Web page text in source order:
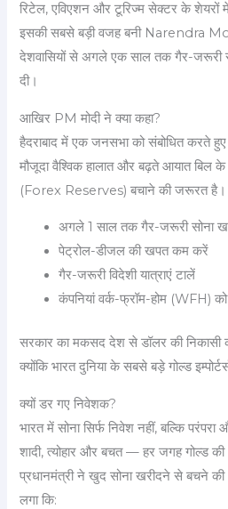
रिटेल, एविएशन और टूरिज्म सेक्टर के शेयरों
इसकी सबसे बड़ी वजह बनी Narendra
देशवासियों से अगले एक साल तक गैर-जरूरी
दी।
आखिर PM मोदी ने क्या कहा?
हैदराबाद में एक जनसभा को संबोधित करते हुए
मौजूदा वैश्विक हालात और बढ़ते आयात बिल के
(Forex Reserves) बचाने की जरूरत है।
अगले 1 साल तक गैर-जरूरी सोना
पेट्रोल-डीजल की खपत कम करें
गैर-जरूरी विदेशी यात्राएं टालें
कंपनियां वर्क-फ्रॉम-होम (WFH) को
सरकार का मकसद देश से डॉलर की निकासी
क्योंकि भारत दुनिया के सबसे बड़े गोल्ड
क्यों डर गए निवेशक?
भारत में सोना सिर्फ निवेश नहीं, बल्कि
शादी, त्योहार और बचत — हर जगह गोल्ड
प्रधानमंत्री ने खुद सोना खरीदने से बचने की
लगा कि: